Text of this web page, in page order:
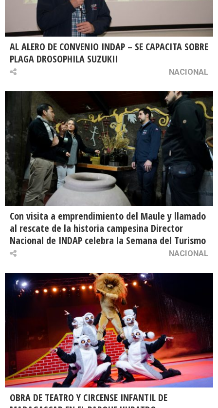
AL ALERO DE CONVENIO INDAP – SE CAPACITA SOBRE
PLAGA DROSOPHILA SUZUKII
NACIONAL
Con visita a emprendimiento del Maule y llamado
al rescate de la historia campesina Director
Nacional de INDAP celebra la Semana del Turismo
NACIONAL
OBRA DE TEATRO Y CIRCENSE INFANTIL DE